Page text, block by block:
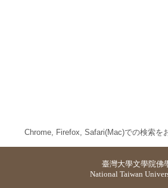
Chrome, Firefox, Safari(Mac)での検索を
臺灣大學文學院佛
National Taiwan